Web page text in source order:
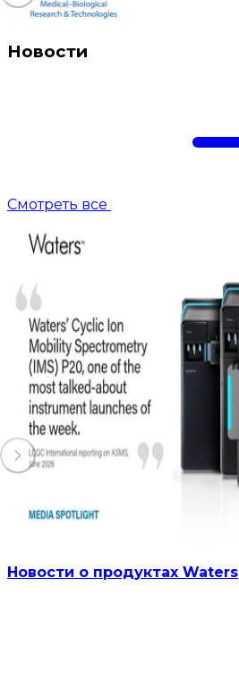
Новости
Смотреть все
Новости о продуктах Waters